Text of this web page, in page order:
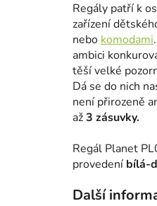
Regály patří k
zařízení
nebo komodami
ambici
těší velké
Dá se do nich
není přirozeně
až3 zásuvky.
Regál Planet
provedení bílá-
Další